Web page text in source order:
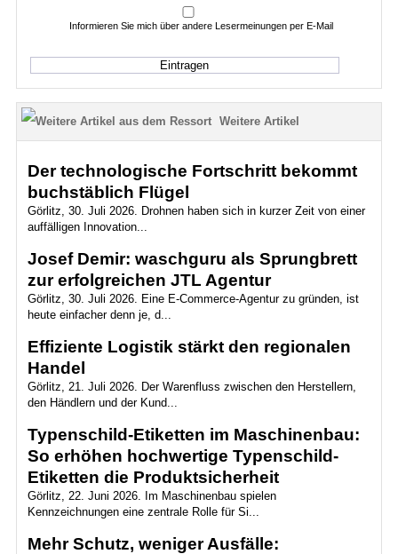
Informieren Sie mich über andere Lesermeinungen per E-Mail
Weitere Artikel
Der technologische Fortschritt bekommt
buchstäblich Flügel
Görlitz, 30. Juli 2026. Drohnen haben sich in kurzer Zeit von einer
auffälligen Innovation...
Josef Demir: waschguru als Sprungbrett
zur erfolgreichen JTL Agentur
Görlitz, 30. Juli 2026. Eine E-Commerce-Agentur zu gründen, ist
heute einfacher denn je, d...
Effiziente Logistik stärkt den regionalen
Handel
Görlitz, 21. Juli 2026. Der Warenfluss zwischen den Herstellern,
den Händlern und der Kund...
Typenschild-Etiketten im Maschinenbau:
So erhöhen hochwertige Typenschild-
Etiketten die Produktsicherheit
Görlitz, 22. Juni 2026. Im Maschinenbau spielen
Kennzeichnungen eine zentrale Rolle für Si...
Mehr Schutz, weniger Ausfälle: